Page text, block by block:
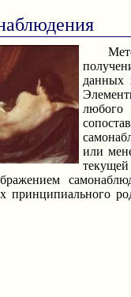
Метод
данных
любого
или
принципиального